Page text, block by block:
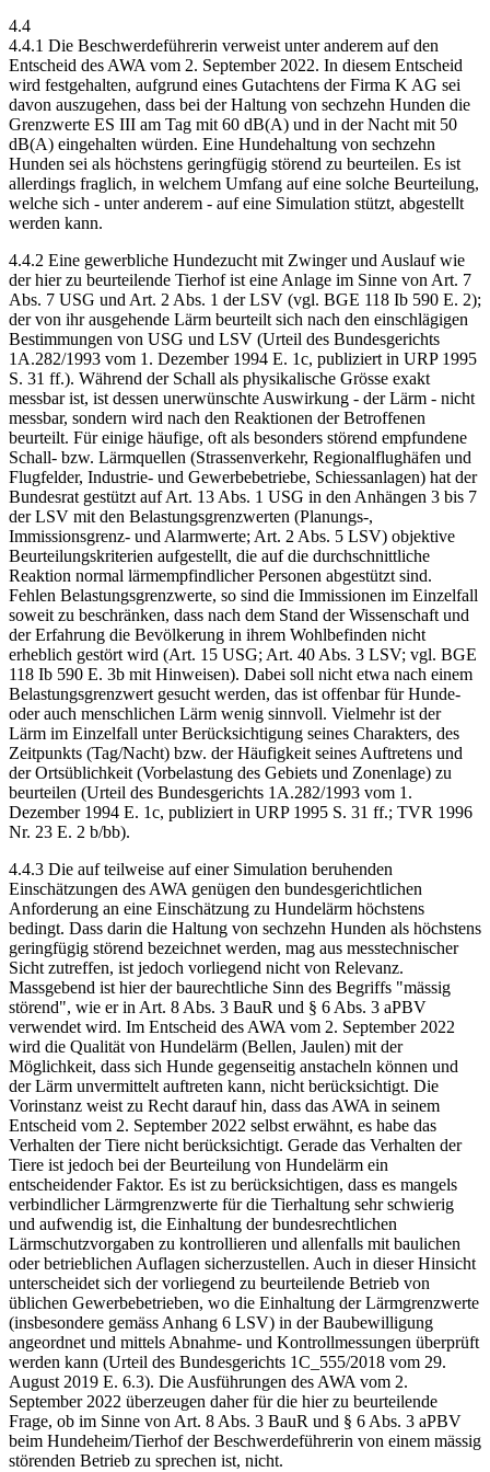
4.4
4.4.1 Die Beschwerdeführerin verweist unter anderem auf den
Entscheid des AWA vom 2. September 2022. In diesem Entscheid
wird festgehalten, aufgrund eines Gutachtens der Firma K AG sei
davon auszugehen, dass bei der Haltung von sechzehn Hunden die
Grenzwerte ES III am Tag mit 60 dB(A) und in der Nacht mit 50
dB(A) eingehalten würden. Eine Hundehaltung von sechzehn
Hunden sei als höchstens geringfügig störend zu beurteilen. Es ist
allerdings fraglich, in welchem Umfang auf eine solche Beurteilung,
welche sich - unter anderem - auf eine Simulation stützt, abgestellt
werden kann.
4.4.2 Eine gewerbliche Hundezucht mit Zwinger und Auslauf wie
der hier zu beurteilende Tierhof ist eine Anlage im Sinne von Art. 7
Abs. 7 USG und Art. 2 Abs. 1 der LSV (vgl. BGE 118 Ib 590 E. 2);
der von ihr ausgehende Lärm beurteilt sich nach den einschlägigen
Bestimmungen von USG und LSV (Urteil des Bundesgerichts
1A.282/1993 vom 1. Dezember 1994 E. 1c, publiziert in URP 1995
S. 31 ff.). Während der Schall als physikalische Grösse exakt
messbar ist, ist dessen unerwünschte Auswirkung - der Lärm - nicht
messbar, sondern wird nach den Reaktionen der Betroffenen
beurteilt. Für einige häufige, oft als besonders störend empfundene
Schall- bzw. Lärmquellen (Strassenverkehr, Regionalflughäfen und
Flugfelder, Industrie- und Gewerbebetriebe, Schiessanlagen) hat der
Bundesrat gestützt auf Art. 13 Abs. 1 USG in den Anhängen 3 bis 7
der LSV mit den Belastungsgrenzwerten (Planungs-,
Immissionsgrenz- und Alarmwerte; Art. 2 Abs. 5 LSV) objektive
Beurteilungskriterien aufgestellt, die auf die durchschnittliche
Reaktion normal lärmempfindlicher Personen abgestützt sind.
Fehlen Belastungsgrenzwerte, so sind die Immissionen im Einzelfall
soweit zu beschränken, dass nach dem Stand der Wissenschaft und
der Erfahrung die Bevölkerung in ihrem Wohlbefinden nicht
erheblich gestört wird (Art. 15 USG; Art. 40 Abs. 3 LSV; vgl. BGE
118 Ib 590 E. 3b mit Hinweisen). Dabei soll nicht etwa nach einem
Belastungsgrenzwert gesucht werden, das ist offenbar für Hunde-
oder auch menschlichen Lärm wenig sinnvoll. Vielmehr ist der
Lärm im Einzelfall unter Berücksichtigung seines Charakters, des
Zeitpunkts (Tag/Nacht) bzw. der Häufigkeit seines Auftretens und
der Ortsüblichkeit (Vorbelastung des Gebiets und Zonenlage) zu
beurteilen (Urteil des Bundesgerichts 1A.282/1993 vom 1.
Dezember 1994 E. 1c, publiziert in URP 1995 S. 31 ff.; TVR 1996
Nr. 23 E. 2 b/bb).
4.4.3 Die auf teilweise auf einer Simulation beruhenden
Einschätzungen des AWA genügen den bundesgerichtlichen
Anforderung an eine Einschätzung zu Hundelärm höchstens
bedingt. Dass darin die Haltung von sechzehn Hunden als höchstens
geringfügig störend bezeichnet werden, mag aus messtechnischer
Sicht zutreffen, ist jedoch vorliegend nicht von Relevanz.
Massgebend ist hier der baurechtliche Sinn des Begriffs "mässig
störend", wie er in Art. 8 Abs. 3 BauR und § 6 Abs. 3 aPBV
verwendet wird. Im Entscheid des AWA vom 2. September 2022
wird die Qualität von Hundelärm (Bellen, Jaulen) mit der
Möglichkeit, dass sich Hunde gegenseitig anstacheln können und
der Lärm unvermittelt auftreten kann, nicht berücksichtigt. Die
Vorinstanz weist zu Recht darauf hin, dass das AWA in seinem
Entscheid vom 2. September 2022 selbst erwähnt, es habe das
Verhalten der Tiere nicht berücksichtigt. Gerade das Verhalten der
Tiere ist jedoch bei der Beurteilung von Hundelärm ein
entscheidender Faktor. Es ist zu berücksichtigen, dass es mangels
verbindlicher Lärmgrenzwerte für die Tierhaltung sehr schwierig
und aufwendig ist, die Einhaltung der bundesrechtlichen
Lärmschutzvorgaben zu kontrollieren und allenfalls mit baulichen
oder betrieblichen Auflagen sicherzustellen. Auch in dieser Hinsicht
unterscheidet sich der vorliegend zu beurteilende Betrieb von
üblichen Gewerbebetrieben, wo die Einhaltung der Lärmgrenzwerte
(insbesondere gemäss Anhang 6 LSV) in der Baubewilligung
angeordnet und mittels Abnahme- und Kontrollmessungen überprüft
werden kann (Urteil des Bundesgerichts 1C_555/2018 vom 29.
August 2019 E. 6.3). Die Ausführungen des AWA vom 2.
September 2022 überzeugen daher für die hier zu beurteilende
Frage, ob im Sinne von Art. 8 Abs. 3 BauR und § 6 Abs. 3 aPBV
beim Hundeheim/Tierhof der Beschwerdeführerin von einem mässig
störenden Betrieb zu sprechen ist, nicht.